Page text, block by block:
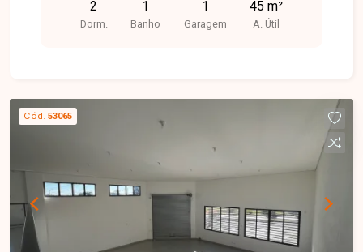
comércios, proporcionando praticidade e
qualidade de vida. Apartamento disponível para
1 vaga de garagem. Os ambientes são bem
distribuídos, oferecendo conforto e
funcionalidade para o dia a dia. O condomínio
dispõe de portaria 24 horas, playground, quadra
esportiva e quiosque com churrasqueira,
proporcionando mais segurança, lazer e
comodidade para toda a família. Uma excelente
oportunidade para quem busca um apartamento
2
Dorm.
1
Banho
1
Garagem
45 m²
A. Útil
Cód. 53065